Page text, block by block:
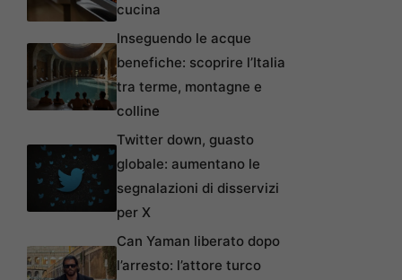
cucina
Inseguendo le acque
benefiche: scoprire l’Italia
tra terme, montagne e
colline
Twitter down, guasto
globale: aumentano le
segnalazioni di disservizi
per X
Can Yaman liberato dopo
l’arresto: l’attore turco